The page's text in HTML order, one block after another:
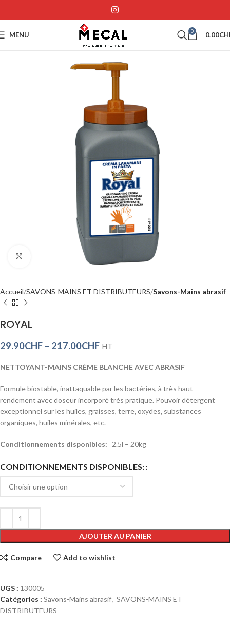
MENU 0 0.00
Accueil SAVONS-MAINS ET DISTRIBUTEURS Savons-Mains abrasif
ROYAL
29.90CHF – 217.00CHF HT
NETTOYANT-MAINS CRÈME BLANCHE AVEC ABRASIF
Formule biostable, inattaquable par les bactéries, à très haut
rendement avec doseur incorporé très pratique. Pouvoir détergent
exceptionnel sur les huiles, graisses, terre, oxydes, substances
organiques, huiles minérales, etc.
Conditionnements disponibles: 2.5l – 20kg
CONDITIONNEMENTS DISPONIBLES:
AJOUTER AU PANIER
Alternative:
Compare Add to wishlist
UGS : 130005
Catégories : Savons-Mains abrasif, SAVONS-MAINS ET
DISTRIBUTEURS